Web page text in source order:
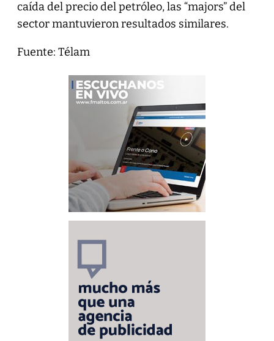
caída del precio del petróleo, las “majors” del
sector mantuvieron resultados similares.
Fuente: Télam